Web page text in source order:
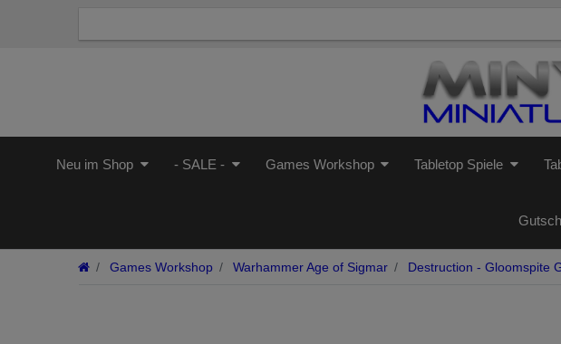
Neu im Shop - SALE - Games Workshop Tabletop Spiele
Games Workshop Warhammer Age of Sigmar Destruction - Gloomspite